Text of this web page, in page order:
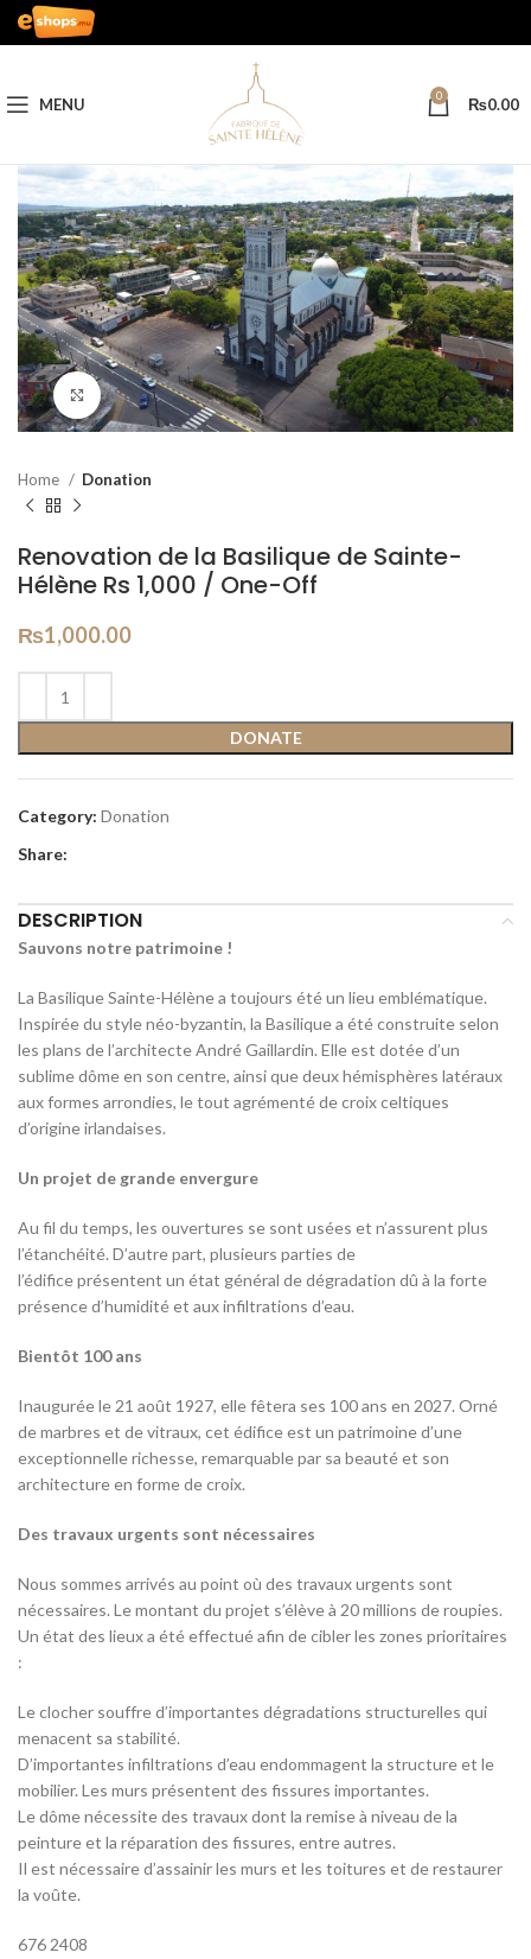
MENU 0 ₨0.00
Click to enlarge
Home Donation
Renovation de la Basilique de Sainte-
Hélène Rs 1,000 / One-Off
₨1,000.00
DONATE
Category: Donation
Share:
DESCRIPTION
Sauvons notre patrimoine !
La Basilique Sainte-Hélène a toujours été un lieu emblématique.
Inspirée du style néo-byzantin, la Basilique a été construite selon
les plans de l’architecte André Gaillardin. Elle est dotée d’un
sublime dôme en son centre, ainsi que deux hémisphères latéraux
aux formes arrondies, le tout agrémenté de croix celtiques
d’origine irlandaises.
Un projet de grande envergure
Au fil du temps, les ouvertures se sont usées et n’assurent plus
l’étanchéité. D’autre part, plusieurs parties de
l’édifice présentent un état général de dégradation dû à la forte
présence d’humidité et aux infiltrations d’eau.
Bientôt 100 ans
Inaugurée le 21 août 1927, elle fêtera ses 100 ans en 2027. Orné
de marbres et de vitraux, cet édifice est un patrimoine d’une
exceptionnelle richesse, remarquable par sa beauté et son
architecture en forme de croix.
Des travaux urgents sont nécessaires
Nous sommes arrivés au point où des travaux urgents sont
nécessaires. Le montant du projet s’élève à 20 millions de roupies.
Un état des lieux a été effectué afin de cibler les zones prioritaires
:
Le clocher souffre d’importantes dégradations structurelles qui
menacent sa stabilité.
D’importantes infiltrations d’eau endommagent la structure et le
mobilier. Les murs présentent des fissures importantes.
Le dôme nécessite des travaux dont la remise à niveau de la
peinture et la réparation des fissures, entre autres.
Il est nécessaire d’assainir les murs et les toitures et de restaurer
la voûte.
676 2408